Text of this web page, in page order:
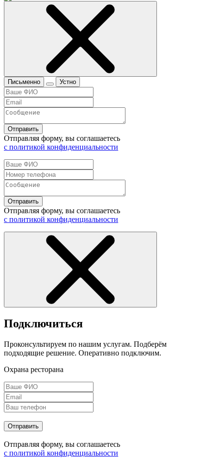
Письменно Устно
Отправить
Отправляя форму, вы соглашаетесь
с политикой конфиденциальности
Отправить
Отправляя форму, вы соглашаетесь
с политикой конфиденциальности
Подключиться
Проконсультируем по нашим услугам. Подберём
подходящие решение. Оперативно подключим.
Охрана ресторана
Отправить
Отправляя форму, вы соглашаетесь
с политикой конфиденциальности